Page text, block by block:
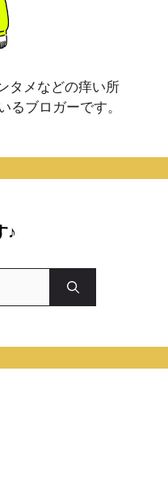
タメなどの痒い所
るブロガーです。
♪